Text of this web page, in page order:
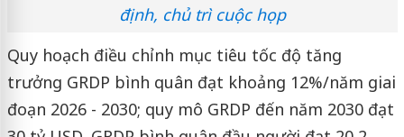
định, chủ trì cuộc họp
Quy hoạch điều chỉnh mục tiêu tốc độ tăng
trưởng GRDP bình quân đạt khoảng 12%/năm giai
đoạn 2026 - 2030; quy mô GRDP đến năm 2030 đạt